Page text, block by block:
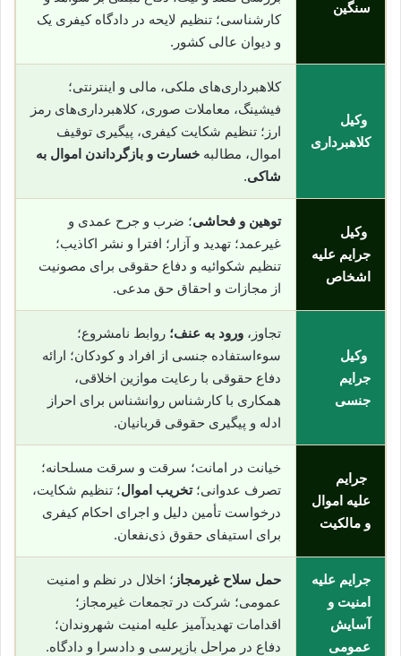
سنگین
کارشناسی؛ تنظیم لایحه در دادگاه کیفری یک
و دیوان عالی کشور.
وکیل
کلاهبرداری
کلاهبرداری‌های ملکی، مالی و اینترنتی؛
فیشینگ، معاملات صوری، کلاهبرداری‌های رمز
ارز؛ تنظیم شکایت کیفری، پیگیری توقیف
اموال، مطالبه خسارت و بازگرداندن اموال به
شاکی.
وکیل
جرایم علیه
اشخاص
توهین و فحاشی؛ ضرب و جرح عمدی و
غیرعمد؛ تهدید و آزار؛ افترا و نشر اکاذیب؛
تنظیم شکوائیه و دفاع حقوقی برای مصونیت
از مجازات و احقاق حق مدعی.
وکیل
جرایم
جنسی
تجاوز، ورود به عنف؛ روابط نامشروع؛
سوءاستفاده جنسی از افراد و کودکان؛ ارائه
دفاع حقوقی با رعایت موازین اخلاقی،
همکاری با کارشناس روانشناس برای احراز
ادله و پیگیری حقوقی قربانیان.
جرایم
علیه اموال
و مالکیت
خیانت در امانت؛ سرقت و سرقت مسلحانه؛
تصرف عدوانی؛تخریب اموال؛ تنظیم شکایت،
درخواست تأمین دلیل و اجرای احکام کیفری
برای استیفای حقوق ذی‌نفعان.
جرایم علیه
امنیت و
آسایش
عمومی
حمل سلاح غیرمجاز ؛ اخلال در نظم و امنیت
عمومی؛ شرکت در تجمعات غیرمجاز؛
اقدامات تهدیدآمیز علیه امنیت شهروندان؛
دفاع در مراحل بازپرسی و دادسرا و دادگاه.